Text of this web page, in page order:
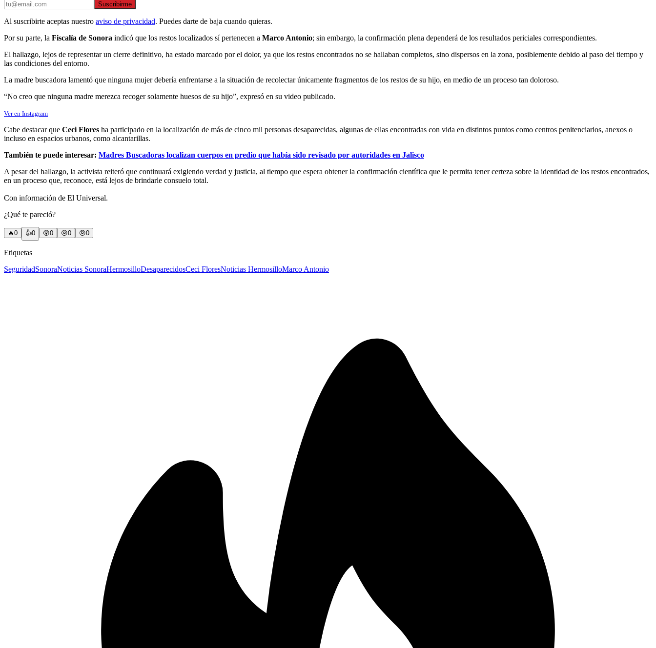
Suscribirme
Al suscribirte aceptas nuestro aviso de privacidad. Puedes darte de baja cuando quieras.
Por su parte, la Fiscalía de Sonora indicó que los restos localizados sí pertenecen a Marco Antonio; sin embargo, la confirmación plena dependerá de los resultados periciales correspondientes.
El hallazgo, lejos de representar un cierre definitivo, ha estado marcado por el dolor, ya que los restos encontrados no se hallaban completos, sino dispersos en la zona, posiblemente debido al paso del tiempo y
las condiciones del entorno.
La madre buscadora lamentó que ninguna mujer debería enfrentarse a la situación de recolectar únicamente fragmentos de los restos de su hijo, en medio de un proceso tan doloroso.
“No creo que ninguna madre merezca recoger solamente huesos de su hijo”, expresó en su video publicado.
Ver en Instagram
Cabe destacar que Ceci Flores ha participado en la localización de más de cinco mil personas desaparecidas, algunas de ellas encontradas con vida en distintos puntos como centros penitenciarios, anexos o
incluso en espacios urbanos, como alcantarillas.
También te puede interesar: Madres Buscadoras localizan cuerpos en predio que había sido revisado por autoridades en Jalisco
A pesar del hallazgo, la activista reiteró que continuará exigiendo verdad y justicia, al tiempo que espera obtener la confirmación científica que le permita tener certeza sobre la identidad de los restos encontrados,
en un proceso que, reconoce, está lejos de brindarle consuelo total.
Con información de El Universal.
¿Qué te pareció?
🔥0 👍0 😲0 😢0 😠0
Etiquetas
SeguridadSonoraNoticias SonoraHermosilloDesaparecidosCeci FloresNoticias HermosilloMarco Antonio